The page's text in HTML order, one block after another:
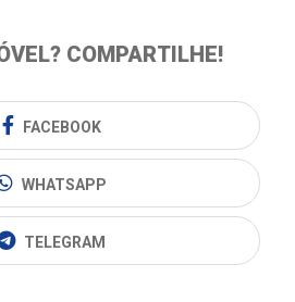
COMPARTILHE!
FACEBOOK
WHATSAPP
TELEGRAM